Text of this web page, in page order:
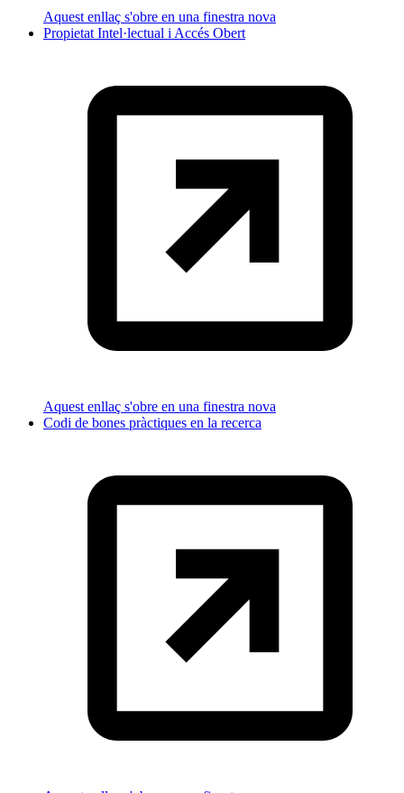
Aquest enllaç s'obre en una finestra nova
Propietat Intel·lectual i Accés Obert
Aquest enllaç s'obre en una finestra nova
Codi de bones pràctiques en la recerca